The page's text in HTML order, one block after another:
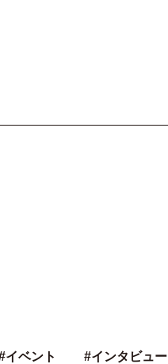
イベント #インタビュー